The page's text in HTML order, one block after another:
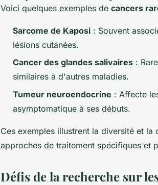
Voici quelques exemples de cancers
Sarcome de Kaposi : Souvent
lésions cutanées.
Cancer des glandes salivaires :
similaires à d'autres maladies.
Tumeur neuroendocrine : Affecte
asymptomatique à ses débuts.
Ces exemples illustrent la diversité et la
approches de traitement spécifiques et
Défis de la recherche sur